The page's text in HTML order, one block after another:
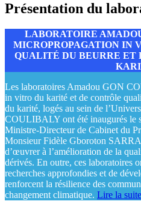
Présentation du
LABORATOIRE
MICROPROPAGATION IN
QUALITÉ DU BEURRE ET
Les laboratoires Amadou GON
in vitro du karité et de contrôle
du karité, logés au sein de
COULIBALY ont été inaugurés le
Ministre-Directeur de Cabinet du
Monsieur Fidèle Gboroton
d’œuvrer à l’amélioration de la
dérivés. En outre, ces laboratoires
recherches approfondies et de
renforcent la résilience des
changement climatique. Lire la suite